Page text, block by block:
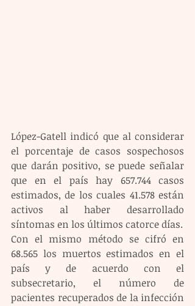
López-Gatell indicó que al considerar
el porcentaje de casos sospechosos
que darán positivo, se puede señalar
que en el país hay 657.744 casos
estimados, de los cuales 41.578 están
activos al haber desarrollado
síntomas en los últimos catorce días.
Con el mismo método se cifró en
68.565 los muertos estimados en el
país y de acuerdo con el
subsecretario, el número de
pacientes recuperados de la infección